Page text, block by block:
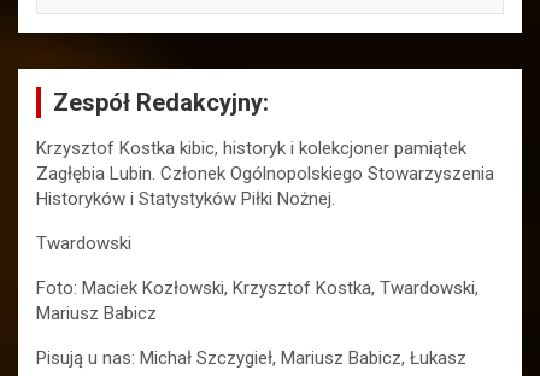
Zespół Redakcyjny:
Krzysztof Kostka kibic, historyk i kolekcjoner pamiątek
Zagłębia Lubin. Członek Ogólnopolskiego Stowarzyszenia
Historyków i Statystyków Piłki Nożnej.
Twardowski
Foto: Maciek Kozłowski, Krzysztof Kostka, Twardowski,
Mariusz Babicz
Pisują u nas: Michał Szczygieł, Mariusz Babicz, Łukasz